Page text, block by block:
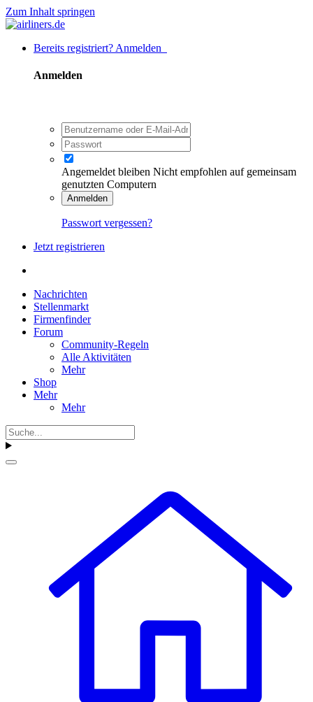
Zum Inhalt springen
Bereits registriert? Anmelden
Anmelden
Angemeldet bleiben Nicht empfohlen auf gemeinsam
genutzten Computern
Anmelden
Passwort vergessen?
Jetzt registrieren
Nachrichten
Stellenmarkt
Firmenfinder
Forum
Community-Regeln
Alle Aktivitäten
Mehr
Shop
Mehr
Mehr